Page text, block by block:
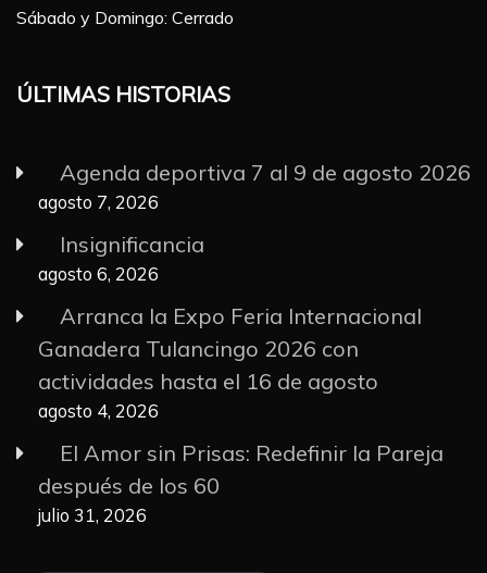
Sábado y Domingo: Cerrado
ÚLTIMAS HISTORIAS
Agenda deportiva 7 al 9 de agosto 2026
agosto 7, 2026
Insignificancia
agosto 6, 2026
Arranca la Expo Feria Internacional
Ganadera Tulancingo 2026 con
actividades hasta el 16 de agosto
agosto 4, 2026
El Amor sin Prisas: Redefinir la Pareja
después de los 60
julio 31, 2026